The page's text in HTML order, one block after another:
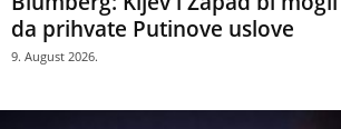
da prihvate Putinove uslove
9. August 2026.